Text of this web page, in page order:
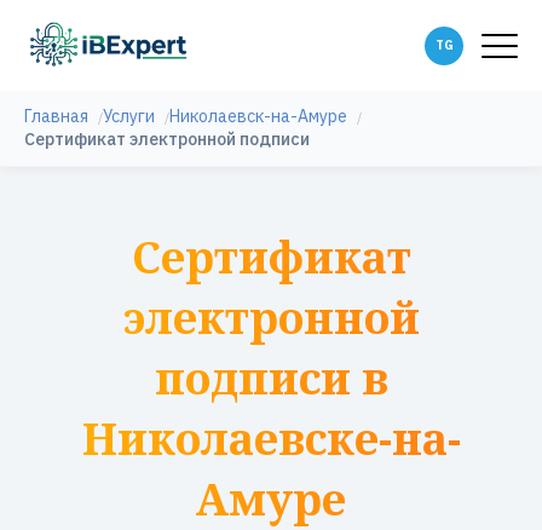
Главная Услуги
Николаевск-на-Амуре
Сертификат электронной подписи
Сертификат
электронной
подписи в
Николаевске-на-
Амуре